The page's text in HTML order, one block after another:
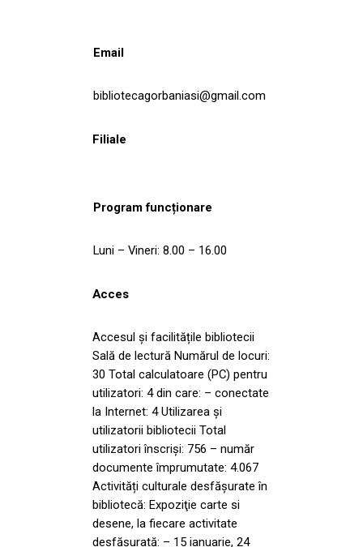
Email
bibliotecagorbaniasi@gmail.com
Filiale
Program funcționare
Luni – Vineri: 8.00 – 16.00
Acces
Accesul și facilitățile bibliotecii
Sală de lectură Numărul de locuri:
30 Total calculatoare (PC) pentru
utilizatori: 4 din care: – conectate
la Internet: 4 Utilizarea și
utilizatorii bibliotecii Total
utilizatori înscriși: 756 – număr
documente împrumutate: 4.067
Activități culturale desfășurate în
bibliotecă: Expoziţie carte si
desene, la fiecare activitate
desfăşurată: – 15 ianuarie, 24